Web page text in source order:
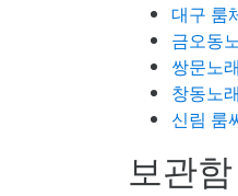
대구 룸
금오동
쌍문노
창동노
신림 룸
보관함